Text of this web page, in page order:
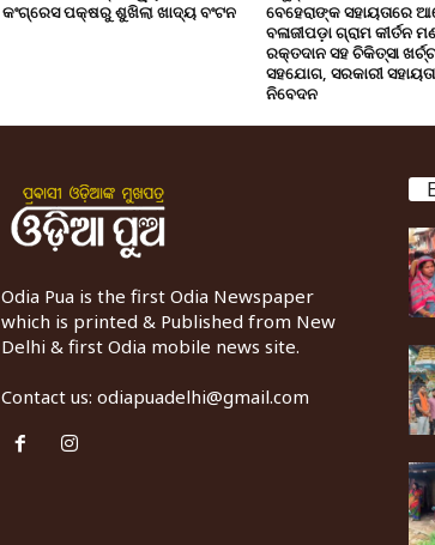
କଂଗ୍ରେସ ପକ୍ଷରୁ ଶୁଖିଲା ଖାଦ୍ୟ ବଂଟନ
ବେହେରାଙ୍କ ସହାୟତାରେ
ବଳାଜୀପଡ଼ା ଗ୍ରାମ କୀର୍ତନ
ରକ୍ତଦାନ ସହ ଚିକିତ୍ସା
ସହଯୋଗ, ସରକାରୀ
ନିବେଦନ
Odia Pua is the first Odia Newspaper
which is printed & Published from New
Delhi & first Odia mobile news site.
Contact us: odiapuadelhi@gmail.com